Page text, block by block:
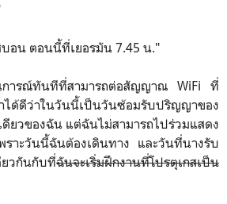
บอน ตอนนี้ที่เยอรมัน 7.45 น."
การณ์ทันทีที่สามารถต่อสัญญาณ WiFi ที่
ดีว่าในวันนี้เป็นวันซ้อมรับปริญญาของ
ยวของฉัน แต่ฉันไม่สามารถไปร่วมแสดง
าะวันนี้ฉันต้องเดินทาง และวันที่นางรับ
วกันกับที่ฉันจะเริ่มฝึกงานที่โปรตุเกสเป็น